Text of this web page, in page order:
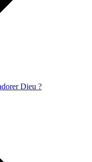
Dieu ?